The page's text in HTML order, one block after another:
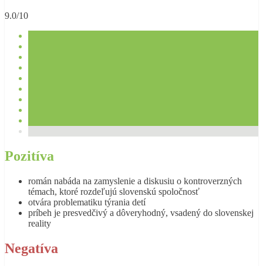
9.0/10
Pozitíva
román nabáda na zamyslenie a diskusiu o kontroverzných
témach, ktoré rozdeľujú slovenskú spoločnosť
otvára problematiku týrania detí
príbeh je presvedčivý a dôveryhodný, vsadený do slovenskej
reality
Negatíva